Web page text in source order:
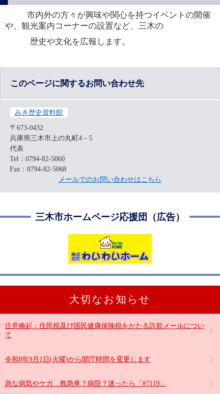
市内外の方々が興味や関心を持つイベントの開催
や、観光案内コーナーの設置など、三木の
歴史や文化を広報します。
このページに関するお問い合わせ先
みき歴史資料館
〒673-0432
兵庫県三木市上の丸町4－5
代表
Tel：0794-82-5060
Fax：0794-82-5068
メールでのお問い合わせはこちら
三木市ホームページ応援団（広告）
大切なお知らせ
注意喚起：住民税及び国民健康保険税をかたる詐欺メールについ
て
令和8年9月1日(火曜)から開庁時間を変更します
急な病気やケガ…救急車？病院？迷ったら「#7119」